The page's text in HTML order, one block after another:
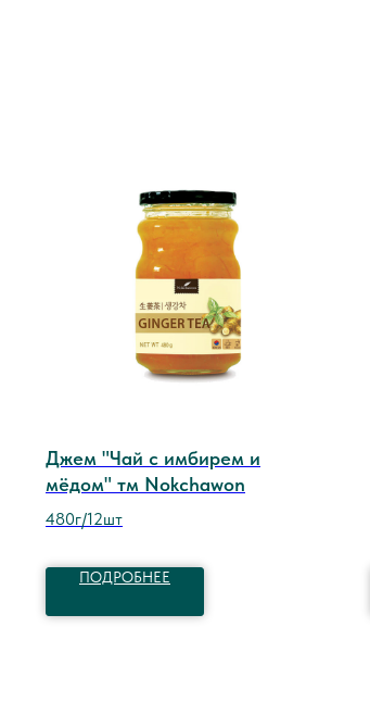
Джем "Чай с имбирем и
мёдом" тм Nokchawon
480г/12шт
ПОДРОБНЕЕ